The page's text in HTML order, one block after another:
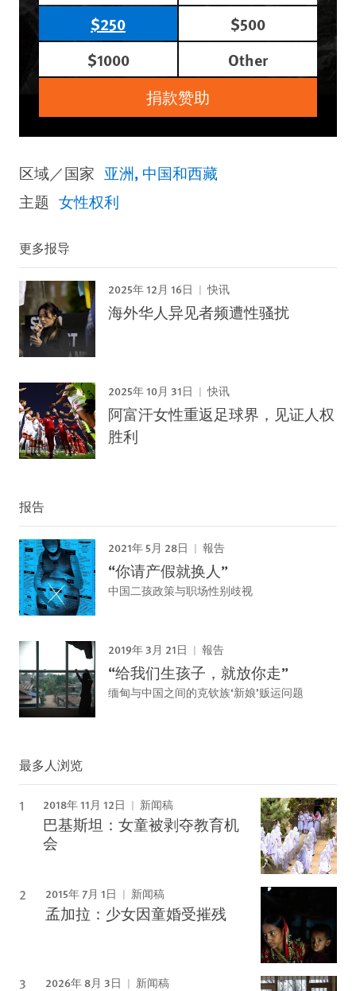
$250
$500
$1000
Other
捐款赞助
区域／国家 亚洲 中国和西藏
主题 女性权利
更多报导
2025年 12月 16日 快讯
海外华人异见者频遭性骚扰
2025年 10月 31日 快讯
阿富汗女性重返足球界，见证人权
胜利
报告
2021年 5月 28日 報告
“你请产假就换人”
中国二孩政策与职场性别歧视
2019年 3月 21日 報告
“给我们生孩子，就放你走”
缅甸与中国之间的克钦族‘新娘’贩运问题
最多人浏览
2018年 11月 12日 新闻稿
巴基斯坦：女童被剥夺教育机
会
2015年 7月 1日 新闻稿
孟加拉：少女因童婚受摧残
2026年 8月 3日 新闻稿